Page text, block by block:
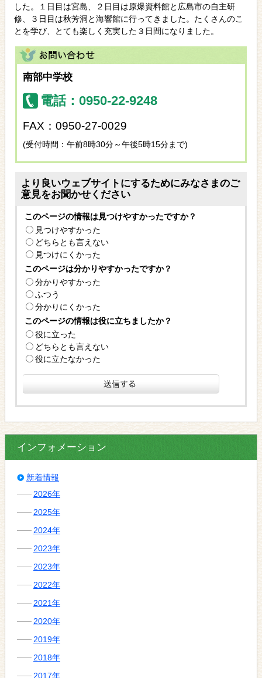
した。１日目は宮島、２日目は原爆資料館と広島市の自主研
修、３日目は秋芳洞と海響館に行ってきました。たくさんのこ
とを学び、とても楽しく充実した３日間になりました。
南部中学校
電話：0950-22-9248
FAX：0950-27-0029
(受付時間：午前8時30分～午後5時15分まで)
より良いウェブサイトにするためにみなさまのご
意見をお聞かせください
このページの情報は見つけやすかったですか？
見つけやすかった
どちらとも言えない
見つけにくかった
このページは分かりやすかったですか？
分かりやすかった
ふつう
分かりにくかった
このページの情報は役に立ちましたか？
役に立った
どちらとも言えない
役に立たなかった
インフォメーション
新着情報
2026年
2025年
2024年
2023年
2023年
2022年
2021年
2020年
2019年
2018年
2017年